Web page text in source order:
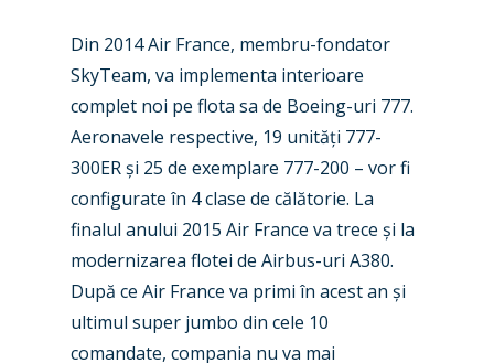
Din 2014 Air France, membru-fondator
SkyTeam, va implementa interioare
complet noi pe flota sa de Boeing-uri 777.
Aeronavele respective, 19 unități 777-
300ER și 25 de exemplare 777-200 – vor fi
configurate în 4 clase de călătorie. La
finalul anului 2015 Air France va trece și la
modernizarea flotei de Airbus-uri A380.
După ce Air France va primi în acest an și
ultimul super jumbo din cele 10
comandate, compania nu va mai